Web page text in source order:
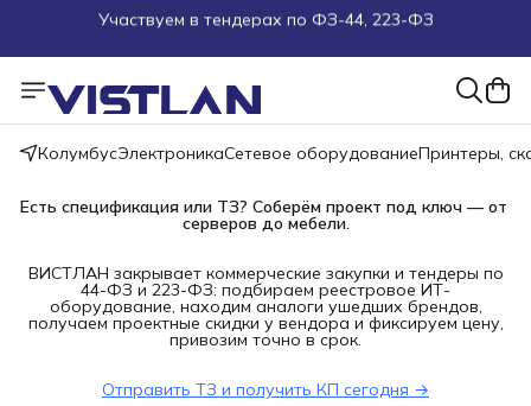
Пуско-наладочные работы
Пришлите запрос на e-mail или в чат
Более 100 000 позиций в наличии и под заказ
КолумбусЭлектроникаСетевое оборудованиеПринтеры,
Есть спецификация или ТЗ? Соберём проект под ключ — от
серверов до мебели.
ВИСТЛАН закрывает коммерческие закупки и тендеры по
44-ФЗ и 223-ФЗ: подбираем реестровое ИТ-
оборудование, находим аналоги ушедших брендов,
получаем проектные скидки у вендора и фиксируем цену,
привозим точно в срок.
Отправить ТЗ и получить КП сегодня →